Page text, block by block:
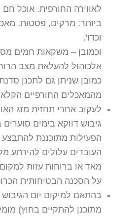
לאווירה החורפית. אוכל
ביותר: מרקים, פסטות,
וכדו'.
וכמובן – משקאות חמים
אלכוהול להעלאת מצב
כמובן שניתן גם לתכנן
מהמאכלים החורפיים
לעקוב אחרי תחזית מזג
גיבוש דווקא בימים
הפעילות מתוכננת
העובדים עלולים להירתע
מאד או ברוחות עזות
על הסכנה הבטיחותית
בהתאם למיקום יום
מתוכנן להתקיים בחוץ)